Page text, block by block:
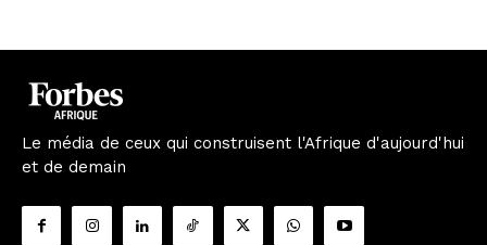
Le média de ceux qui construisent l'Afrique d'aujourd'hui
et de demain